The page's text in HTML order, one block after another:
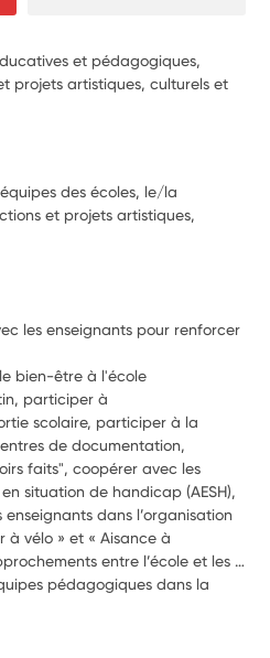
et pédagogiques,
projets artistiques, culturels et
des écoles, le/la
et projets artistiques,
les enseignants pour renforcer
bien-être à l'école
participer à
scolaire, participer à la
de documentation,
faits", coopérer avec les
situation de handicap (AESH),
dans l’organisation
à vélo » et « Aisance à
entre l’école et les
pédagogiques dans la
30 minutes d’activité